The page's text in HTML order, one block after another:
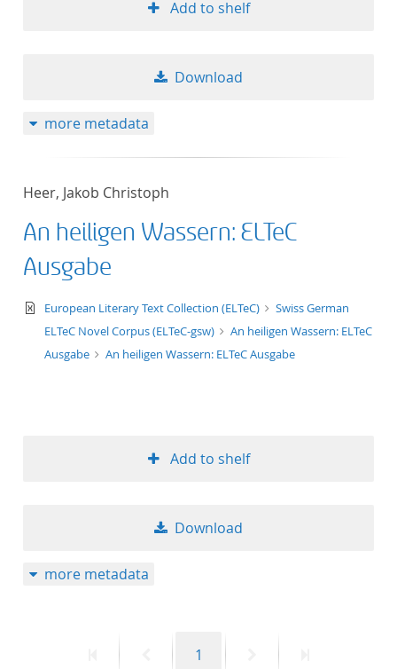
Add to shelf
Download
more metadata
Heer, Jakob Christoph
An heiligen Wassern: ELTeC
Ausgabe
text/xml
European Literary Text Collection (ELTeC)
Swiss German
ELTeC Novel Corpus (ELTeC-gsw)
An heiligen Wassern: ELTeC
Ausgabe
An heiligen Wassern: ELTeC Ausgabe
Add to shelf
Download
more metadata
PreviousPage
1